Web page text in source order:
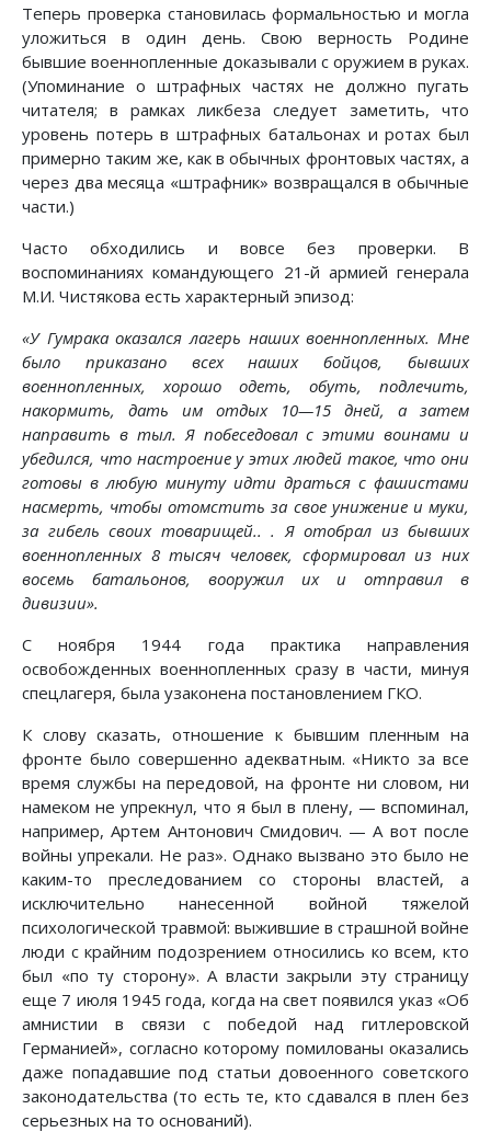
Теперь проверка становилась формальностью и могла
уложиться в один день. Свою верность Родине
бывшие военнопленные доказывали с оружием в руках.
(Упоминание о штрафных частях не должно пугать
читателя; в рамках ликбеза следует заметить, что
уровень потерь в штрафных батальонах и ротах был
примерно таким же, как в обычных фронтовых частях, а
через два месяца «штрафник» возвращался в обычные
части.)
Часто обходились и вовсе без проверки. В
воспоминаниях командующего 21-й армией генерала
М.И. Чистякова есть характерный эпизод:
«У Гумрака оказался лагерь наших военнопленных. Мне
было приказано всех наших бойцов, бывших
военнопленных, хорошо одеть, обуть, подлечить,
накормить, дать им отдых 10—15 дней, а затем
направить в тыл. Я побеседовал с этими воинами и
убедился, что настроение у этих людей такое, что они
готовы в любую минуту идти драться с фашистами
насмерть, чтобы отомстить за свое унижение и муки,
за гибель своих товарищей.. . Я отобрал из бывших
военнопленных 8 тысяч человек, сформировал из них
восемь батальонов, вооружил их и отправил в
дивизии».
С ноября 1944 года практика направления
освобожденных военнопленных сразу в части, минуя
спецлагеря, была узаконена постановлением ГКО.
К слову сказать, отношение к бывшим пленным на
фронте было совершенно адекватным. «Никто за все
время службы на передовой, на фронте ни словом, ни
намеком не упрекнул, что я был в плену, — вспоминал,
например, Артем Антонович Смидович. — А вот после
войны упрекали. Не раз». Однако вызвано это было не
каким-то преследованием со стороны властей, а
исключительно нанесенной войной тяжелой
психологической травмой: выжившие в страшной войне
люди с крайним подозрением относились ко всем, кто
был «по ту сторону». А власти закрыли эту страницу
еще 7 июля 1945 года, когда на свет появился указ «Об
амнистии в связи с победой над гитлеровской
Германией», согласно которому помилованы оказались
даже попадавшие под статьи довоенного советского
законодательства (то есть те, кто сдавался в плен без
серьезных на то оснований).